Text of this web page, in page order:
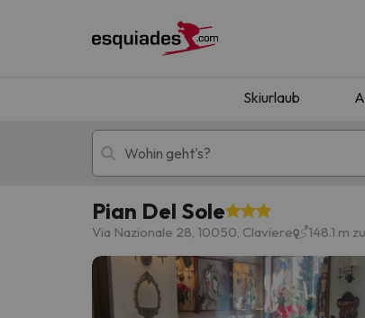
Skiurlaub
Skiurlaub Berghotels
Pian Del Sole
Via Nazionale 28, 10050, Claviere 148.1 m